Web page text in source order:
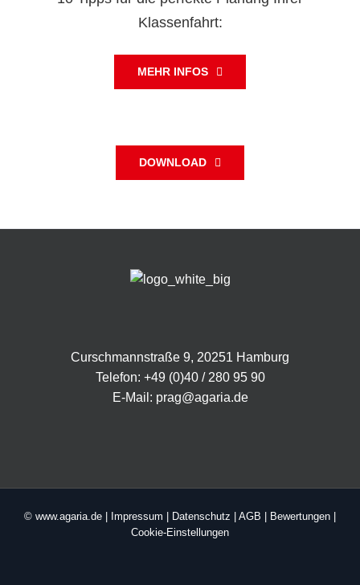
Klassenfahrt:
MEHR INFOS
DOWNLOAD
Curschmannstraße 9, 20251 Hamburg
Telefon: +49 (0)40 / 280 95 90
E-Mail: prag@agaria.de
© www.agaria.de | Impressum Datenschutz AGB Bewertungen
Cookie-Einstellungen